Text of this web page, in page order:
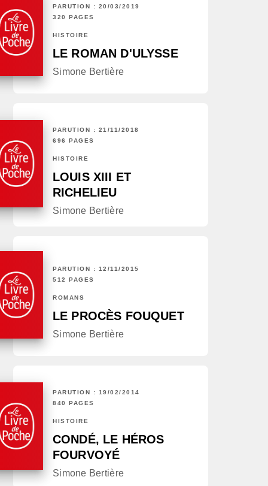
PARUTION : 20/03/2019
320 PAGES
HISTOIRE
LE ROMAN D'ULYSSE
Simone Bertière
PARUTION : 21/11/2018
696 PAGES
HISTOIRE
LOUIS XIII ET
RICHELIEU
Simone Bertière
PARUTION : 12/11/2015
512 PAGES
ROMANS
LE PROCÈS FOUQUET
Simone Bertière
PARUTION : 19/02/2014
840 PAGES
HISTOIRE
CONDÉ, LE HÉROS
FOURVOYÉ
Simone Bertière